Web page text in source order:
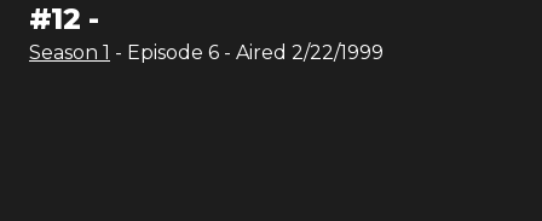
#12 -
Season 1 - Episode 6 - Aired 2/22/1999